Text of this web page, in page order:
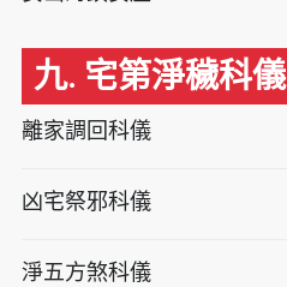
九. 宅第淨穢科儀
離家調回科儀
凶宅祭邪科儀
淨五方煞科儀